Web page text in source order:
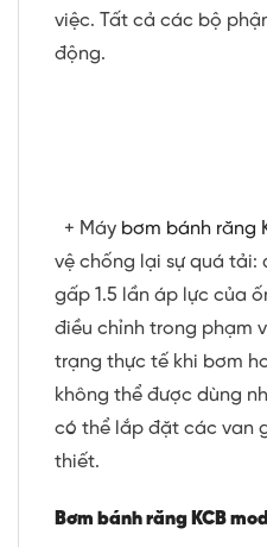
việc. Tất cả các bộ
động.
+ Máy bơm bánh răng
vệ chống lại sự quá
gấp 1.5 lần áp lực của
điều chỉnh trong phạm
trạng thực tế khi bơm
không thể được dùng
có thể lắp đặt các van
thiết.
Bơm bánh răng KCB